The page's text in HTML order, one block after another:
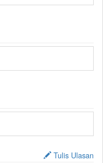
Tulis Ulasan